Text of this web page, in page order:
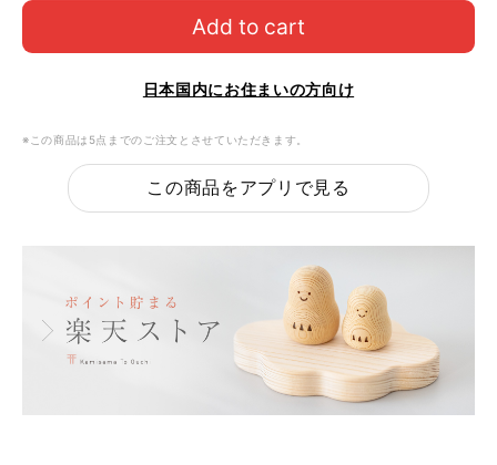
Add to cart
日本国内にお住まいの方向け
※この商品は5点までのご注文とさせていただきます。
この商品をアプリで見る